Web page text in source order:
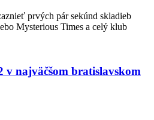
prvých pár sekúnd skladieb
Mysterious Times a celý klub
v najväčšom bratislavskom